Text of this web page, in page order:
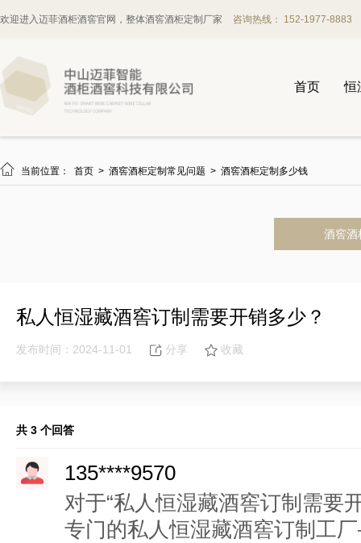
欢迎进入迈菲酒柜酒窖官网，整体酒窖酒柜定制厂家 咨询热线： 152-1977-8883
首页 恒
 当前位置： 首页 > 酒窖酒柜定制常见问题 > 酒窖酒柜定制多少钱
酒窖酒
私人恒湿藏酒窖订制需要开销多少？
发布时间：2024-11-01 分享 收藏
共 3 个回答
135****9570
对于“私人恒湿藏酒窖订制需要
专门的私人恒湿藏酒窖订制工